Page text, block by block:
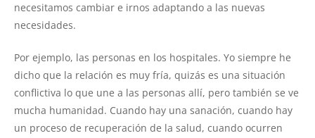
necesitamos cambiar e irnos adaptando a las nuevas
necesidades.
Por ejemplo, las personas en los hospitales. Yo siempre he
dicho que la relación es muy fría, quizás es una situación
conflictiva lo que une a las personas allí, pero también se ve
mucha humanidad. Cuando hay una sanación, cuando hay
un proceso de recuperación de la salud, cuando ocurren